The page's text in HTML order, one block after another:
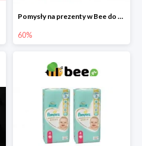
Pomysły na prezenty w Bee do -60%
60%